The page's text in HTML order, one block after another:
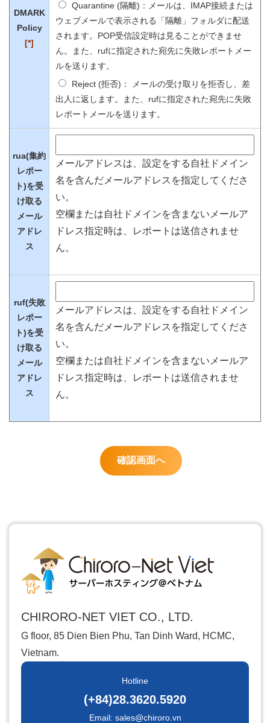
DMARK
Policy
[*]
Quarantine (隔離)：メールは、IMAP接続または
ウェブメールで表示される「隔離」フォルダに配送
されます。POP受信設定時は見ることができませ
ん。また、rufに指定された宛先に失敗レポートメー
ルを送ります。
Reject (拒否)： メールの受け取りを拒否し、差
出人に返します。また、rufに指定された宛先に失敗
レポートメールを送ります。
rua(集約
レポー
ト)を受
け取る
メール
アドレ
ス
メールアドレスは、設定をする自社ドメイン
名を含んだメールアドレスを指定してくださ
い。
空欄または自社ドメインを含まないメールア
ドレス指定時は、レポートは送信されませ
ん。
ruf(失敗
レポー
ト)を受
け取る
メール
アドレ
ス
メールアドレスは、設定をする自社ドメイン
名を含んだメールアドレスを指定してくださ
い。
空欄または自社ドメインを含まないメールア
ドレス指定時は、レポートは送信されませ
ん。
CHIRORO-NET VIET CO., LTD.
G floor, 85 Dien Bien Phu, Tan Dinh Ward, HCMC,
Vietnam.
Hotline
(+84)28.3620.5920
Email: sales@chiroro.vn